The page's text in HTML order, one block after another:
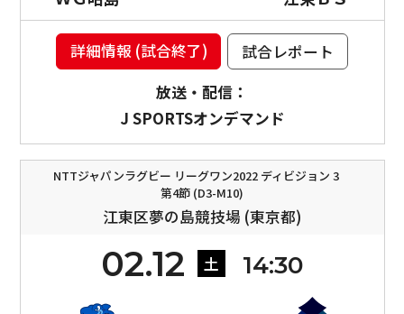
詳細情報 (試合終了)
試合レポート
放送・配信：
J SPORTSオンデマンド
NTTジャパンラグビー リーグワン2022 ディビジョン 3
第4節 (D3-M10)
江東区夢の島競技場 (東京都)
02.12 土 14:30